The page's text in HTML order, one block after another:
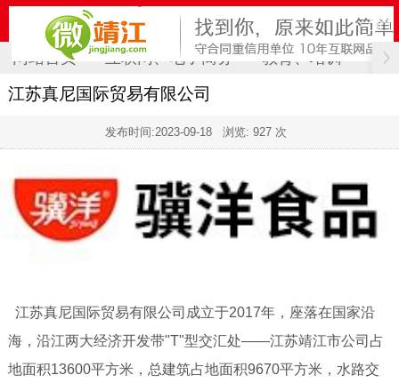
网站首页 互联网、电子商务 教育、培训 计
江苏真尼国际贸易有限公司
发布时间:2023-09-18 浏览: 927 次
江苏真尼国际贸易有限公司成立于2017年，座落在国家沿
海，沿江两大经济开发带"T"型交汇处——江苏靖江市公司占
地面积13600平方米，总建筑占地面积9670平方米，水路交